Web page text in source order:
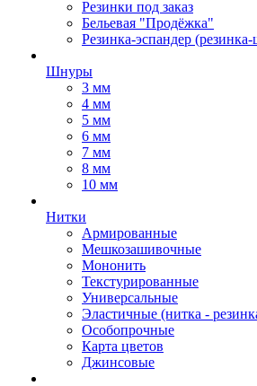
Резинки под заказ
Бельевая "Продёжка"
Резинка-эспандер
Шнуры
3 мм
4 мм
5 мм
6 мм
7 мм
8 мм
10 мм
Нитки
Армированные
Мешкозашивочные
Мононить
Текстурированные
Универсальные
Эластичные (нитка -
Особопрочные
Карта цветов
Джинсовые